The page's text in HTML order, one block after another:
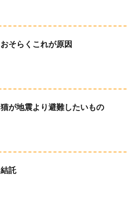
おそらくこれが原因
猫が地震より避難したいもの
結託